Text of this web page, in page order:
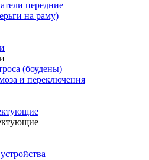
передние
на раму)
(боудены)
и переключения